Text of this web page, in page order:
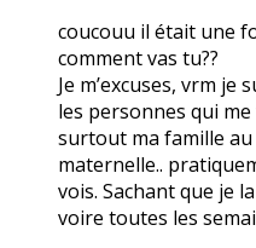
coucouu il était une
comment vas tu??
Je m’excuses, vrm je
les personnes qui
surtout ma famille au
maternelle..
vois. Sachant que je
voire toutes les